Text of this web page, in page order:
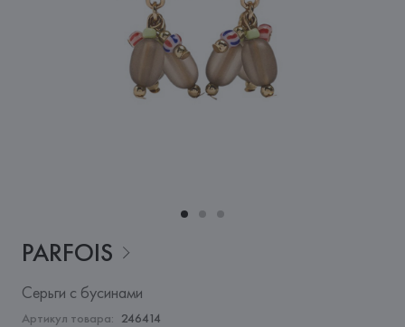
PARFOIS
Серьги с бусинами
Артикул товара: 246414